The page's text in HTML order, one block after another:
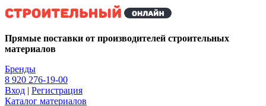
Kg
Прямые поставки от производителей строительных
материалов
Бренды
8 920 276-19-00
Вход | Регистрация
Каталог материалов